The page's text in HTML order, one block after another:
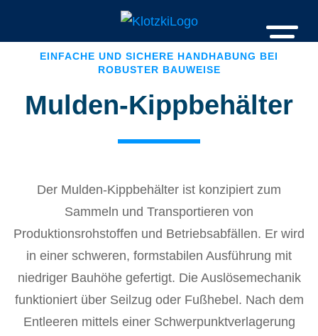
EINFACHE UND SICHERE HANDHABUNG BEI
ROBUSTER BAUWEISE
Mulden-Kippbehälter
Der Mulden-Kippbehälter ist konzipiert zum
Sammeln und Transportieren von
Produktionsrohstoffen und Betriebsabfällen. Er wird
in einer schweren, formstabilen Ausführung mit
niedriger Bauhöhe gefertigt. Die Auslösemechanik
funktioniert über Seilzug oder Fußhebel. Nach dem
Entleeren mittels einer Schwerpunktverlagerung